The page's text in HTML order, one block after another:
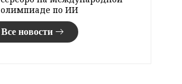
олимпиаде по ИИ
Все новости